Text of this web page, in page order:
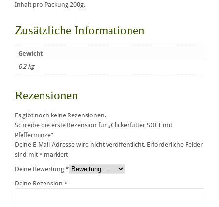
Inhalt pro Packung 200g.
Zusätzliche Informationen
Gewicht
0,2 kg
Rezensionen
Es gibt noch keine Rezensionen.
Schreibe die erste Rezension für „Clickerfutter SOFT mit
Pfefferminze“
Deine E-Mail-Adresse wird nicht veröffentlicht. Erforderliche Felder
sind mit * markiert
Deine Bewertung *
Deine Rezension *